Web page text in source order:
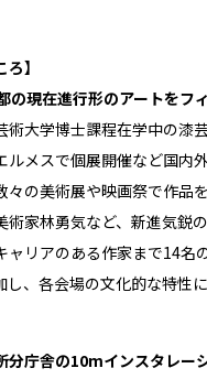
】
の現在進行形のアートをフ
術大学博士課程在学中の漆
ルメスで個展開催など国内
々の美術展や映画祭で作品
術家林勇気など、新進気鋭
ャリアのある作家まで14名
し、各会場の文化的な特性
分庁舎の10mインスタレー